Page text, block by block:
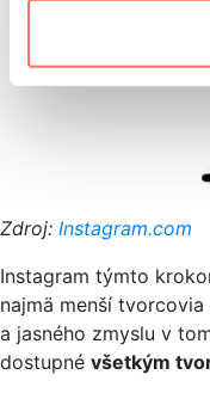
Zdroj: Instagram.com
Instagram týmto
najmä menší
a jasného zmyslu v
dostupné všetkým